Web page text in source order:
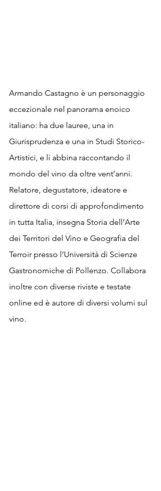
Armando Castagno è un personaggio
eccezionale nel panorama enoico
italiano: ha due lauree, una in
Giurisprudenza e una in Studi Storico-
Artistici, e li abbina raccontando il
mondo del vino da oltre vent’anni.
Relatore, degustatore, ideatore e
direttore di corsi di approfondimento
in tutta Italia, insegna Storia dell’Arte
dei Territori del Vino e Geografia del
Terroir presso l’Università di Scienze
Gastronomiche di Pollenzo. Collabora
inoltre con diverse riviste e testate
online ed è autore di diversi volumi sul
vino.